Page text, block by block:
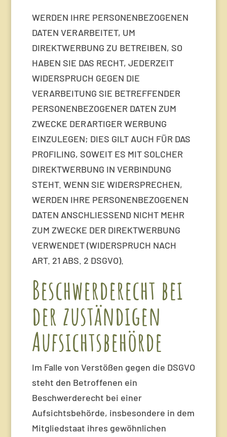
WERDEN IHRE PERSONENBEZOGENEN
DATEN VERARBEITET, UM
DIREKTWERBUNG ZU BETREIBEN, SO
HABEN SIE DAS RECHT, JEDERZEIT
WIDERSPRUCH GEGEN DIE
VERARBEITUNG SIE BETREFFENDER
PERSONENBEZOGENER DATEN ZUM
ZWECKE DERARTIGER WERBUNG
EINZULEGEN; DIES GILT AUCH FÜR DAS
PROFILING, SOWEIT ES MIT SOLCHER
DIREKTWERBUNG IN VERBINDUNG
STEHT. WENN SIE WIDERSPRECHEN,
WERDEN IHRE PERSONENBEZOGENEN
DATEN ANSCHLIESSEND NICHT MEHR
ZUM ZWECKE DER DIREKTWERBUNG
VERWENDET (WIDERSPRUCH NACH
ART. 21 ABS. 2 DSGVO).
Beschwerde­recht bei
der zuständigen
Aufsichts­behörde
Im Falle von Verstößen gegen die DSGVO
steht den Betroffenen ein
Beschwerderecht bei einer
Aufsichtsbehörde, insbesondere in dem
Mitgliedstaat ihres gewöhnlichen